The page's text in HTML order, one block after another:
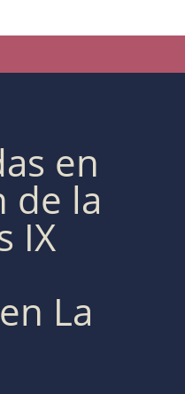
en
de la
IX
La